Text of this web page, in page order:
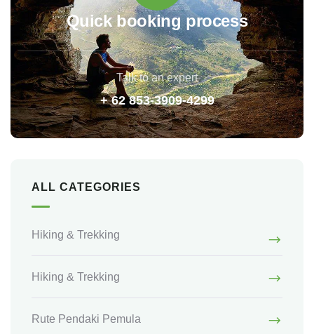
Quick booking process
Talk to an expert
+ 62 853-3909-4299
ALL CATEGORIES
Hiking & Trekking
Hiking & Trekking
Rute Pendaki Pemula